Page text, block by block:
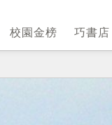
校園金榜 巧書店